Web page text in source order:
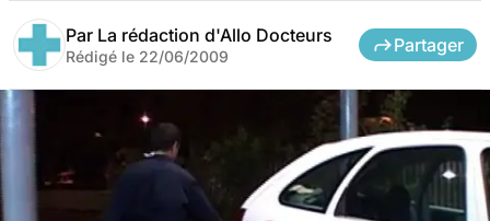
Par La rédaction d'Allo Docteurs
Rédigé le 22/06/2009
Partager